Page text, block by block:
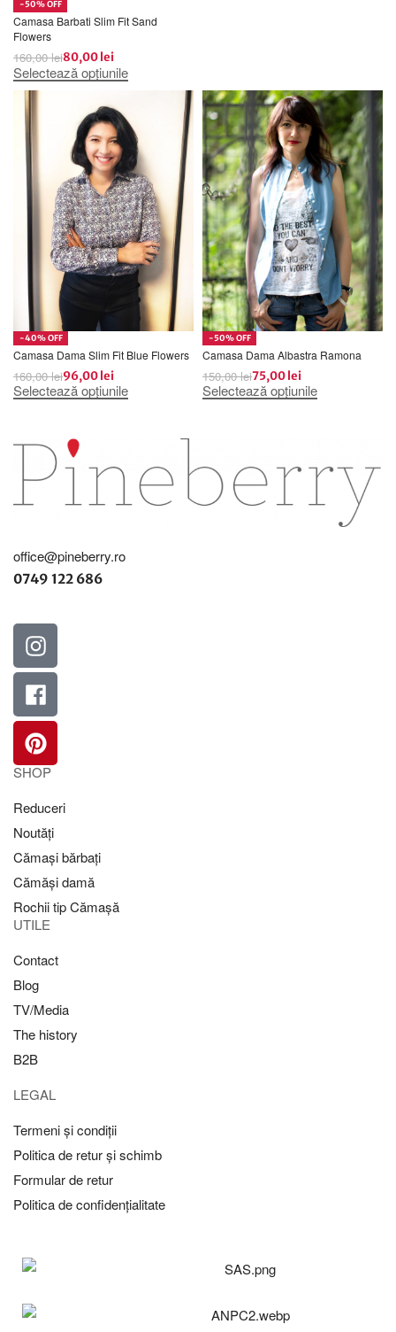
-50% OFF
Camasa Barbati Slim Fit Sand
Flowers
160,00lei80,00lei
Selectează opțiunile
-40% OFF
Camasa Dama Slim Fit Blue Flowers
160,00lei96,00lei
Selectează opțiunile
-50% OFF
Camasa Dama Albastra Ramona
150,00lei75,00lei
Selectează opțiunile
office@pineberry.ro
0749 122 686
SHOP
Reduceri
Noutăți
Cămași bărbați
Cămăși damă
Rochii tip Cămașă
UTILE
Contact
Blog
TV/Media
The history
B2B
LEGAL
Termeni și condiții
Politica de retur și schimb
Formular de retur
Politica de confidențialitate